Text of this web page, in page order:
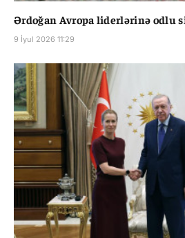
Ərdoğan Avropa liderlərinə odlu
9 İyul 2026 11:29